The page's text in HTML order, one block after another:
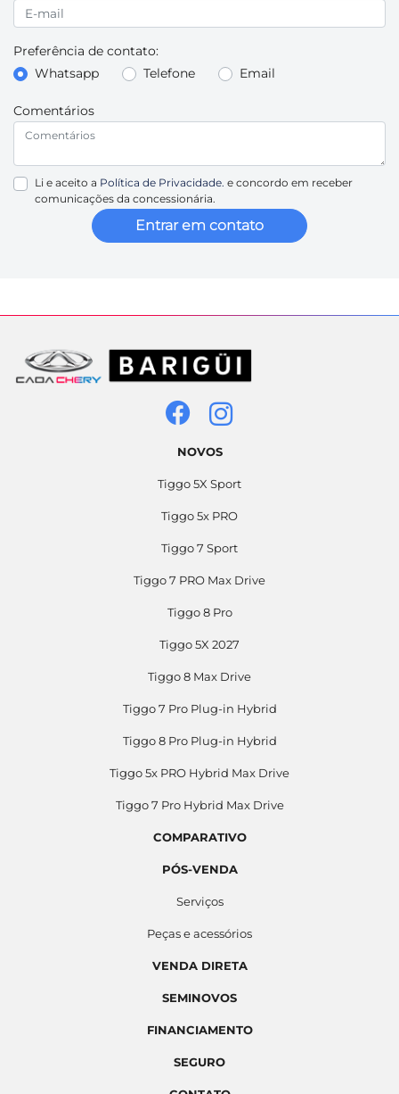
Preferência de contato:
Whatsapp
Telefone Email
Comentários
Li e aceito a Política de Privacidade. e concordo em receber
comunicações da concessionária.
Entrar em contato
NOVOS
Tiggo 5X Sport
Tiggo 5x PRO
Tiggo 7 Sport
Tiggo 7 PRO Max Drive
Tiggo 8 Pro
Tiggo 5X 2027
Tiggo 8 Max Drive
Tiggo 7 Pro Plug-in Hybrid
Tiggo 8 Pro Plug-in Hybrid
Tiggo 5x PRO Hybrid Max Drive
Tiggo 7 Pro Hybrid Max Drive
COMPARATIVO
PÓS-VENDA
Serviços
Peças e acessórios
VENDA DIRETA
SEMINOVOS
FINANCIAMENTO
SEGURO